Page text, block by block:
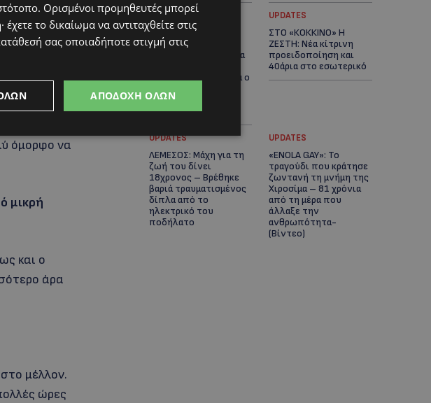
και
και
όμορφο να
μικρή
και ο
άρα
μέλλον.
ώρες
UPDATES
ΛΑΤΣΙΑ-ΓΕΡΙ: Στο
επίκεντρο η
δημιουργία δομών για
ανήλικους – Αντιδρά ο
προϋποθέσεις το
Κίνημα Οικολόγων
UPDATES
ΣΤΟ «ΚΟΚΚΙΝΟ» Η
ΖΕΣΤΗ: Νέα κίτρινη
προειδοποίηση και
40άρια στο εσωτερικό
UPDATES
ΛΕΜΕΣΟΣ: Μάχη για τη
ζωή του δίνει
18χρονος – Βρέθηκε
βαριά τραυματισμένος
δίπλα από το
ηλεκτρικό του
ποδήλατο
UPDATES
«ENOLA GAY»: Το
τραγούδι που κράτησε
ζωντανή τη μνήμη της
Χιροσίμα – 81 χρόνια
από τη μέρα που
άλλαξε την
ανθρωπότητα-
(Bίντεο)
Ορισμένοι προμηθευτές μπορεί
το δικαίωμα να αντιταχθείτε στις
σας οποιαδήποτε στιγμή στις
ΑΠΟΔΟΧΉ ΌΛΩΝ